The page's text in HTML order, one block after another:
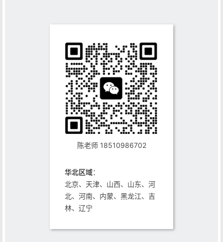
陈老师 18510986702
华北区域：
北京、天津、山西、山东、河
北、河南、内蒙、黑龙江、吉
林、辽宁